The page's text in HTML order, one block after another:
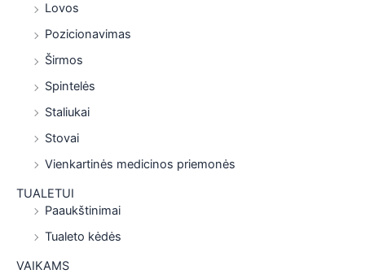
Lovos
Pozicionavimas
Širmos
Spintelės
Staliukai
Stovai
Vienkartinės medicinos priemonės
TUALETUI
Paaukštinimai
Tualeto kėdės
VAIKAMS